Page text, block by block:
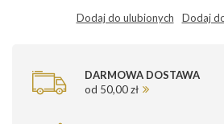
Dodaj do ulubionych Dodaj
DARMOWA DOSTAWA
od 50,00 zł